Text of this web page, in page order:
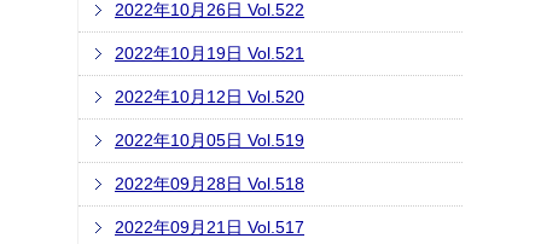
2022年10月26日 Vol.522
2022年10月19日 Vol.521
2022年10月12日 Vol.520
2022年10月05日 Vol.519
2022年09月28日 Vol.518
2022年09月21日 Vol.517